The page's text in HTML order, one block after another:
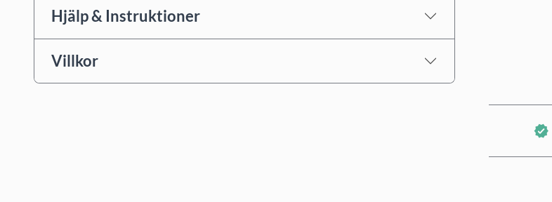
Hjälp & Instruktioner
Villkor